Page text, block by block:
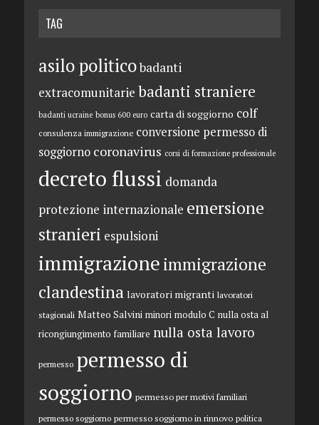
TAG
asilo politicobadanti
extracomunitarie badanti straniere
badanti ucraine bonus 600 euro carta di soggiorno colf
consulenza immigrazione conversione permesso di
soggiorno coronavirus corsi di formazione professionale
decreto flussi domanda
protezione internazionale emersione
stranieri espulsioni
immigrazioneimmigrazione
clandestina lavoratori migranti lavoratori
stagionali Matteo Salvini minori modulo C nulla osta al
ricongiungimento familiare nulla osta lavoro
permesso permesso di
soggiorno permesso per motivi familiari
permesso soggiorno permesso soggiorno in rinnovo politica